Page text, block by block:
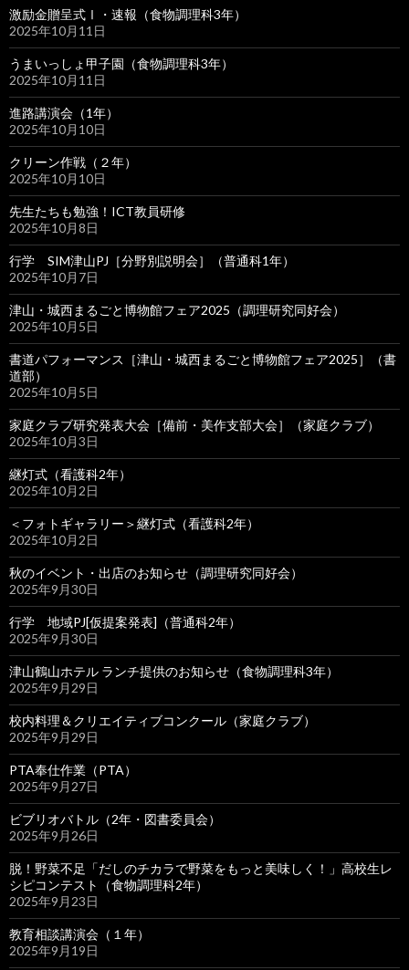
激励金贈呈式Ⅰ・速報（食物調理科3年）
2025年10月11日
うまいっしょ甲子園（食物調理科3年）
2025年10月11日
進路講演会（1年）
2025年10月10日
クリーン作戦（２年）
2025年10月10日
先生たちも勉強！ICT教員研修
2025年10月8日
行学 SIM津山PJ［分野別説明会］（普通科1年）
2025年10月7日
津山・城西まるごと博物館フェア2025（調理研究同好会）
2025年10月5日
書道パフォーマンス［津山・城西まるごと博物館フェア2025］（書
道部）
2025年10月5日
家庭クラブ研究発表大会［備前・美作支部大会］（家庭クラブ）
2025年10月3日
継灯式（看護科2年）
2025年10月2日
＜フォトギャラリー＞継灯式（看護科2年）
2025年10月2日
秋のイベント・出店のお知らせ（調理研究同好会）
2025年9月30日
行学 地域PJ[仮提案発表]（普通科2年）
2025年9月30日
津山鶴山ホテル ランチ提供のお知らせ（食物調理科3年）
2025年9月29日
校内料理＆クリエイティブコンクール（家庭クラブ）
2025年9月29日
PTA奉仕作業（PTA）
2025年9月27日
ビブリオバトル（2年・図書委員会）
2025年9月26日
脱！野菜不足「だしのチカラで野菜をもっと美味しく！」高校生レ
シピコンテスト（食物調理科2年）
2025年9月23日
教育相談講演会（１年）
2025年9月19日